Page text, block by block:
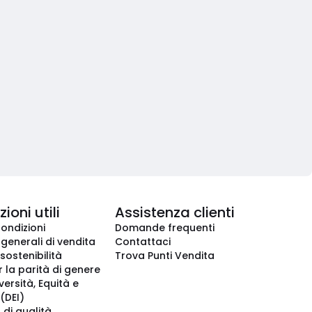
utili
di vendita
la parità di genere
Equità e
Assistenza clienti
Domande frequenti
Contattaci
Trova Punti Vendita